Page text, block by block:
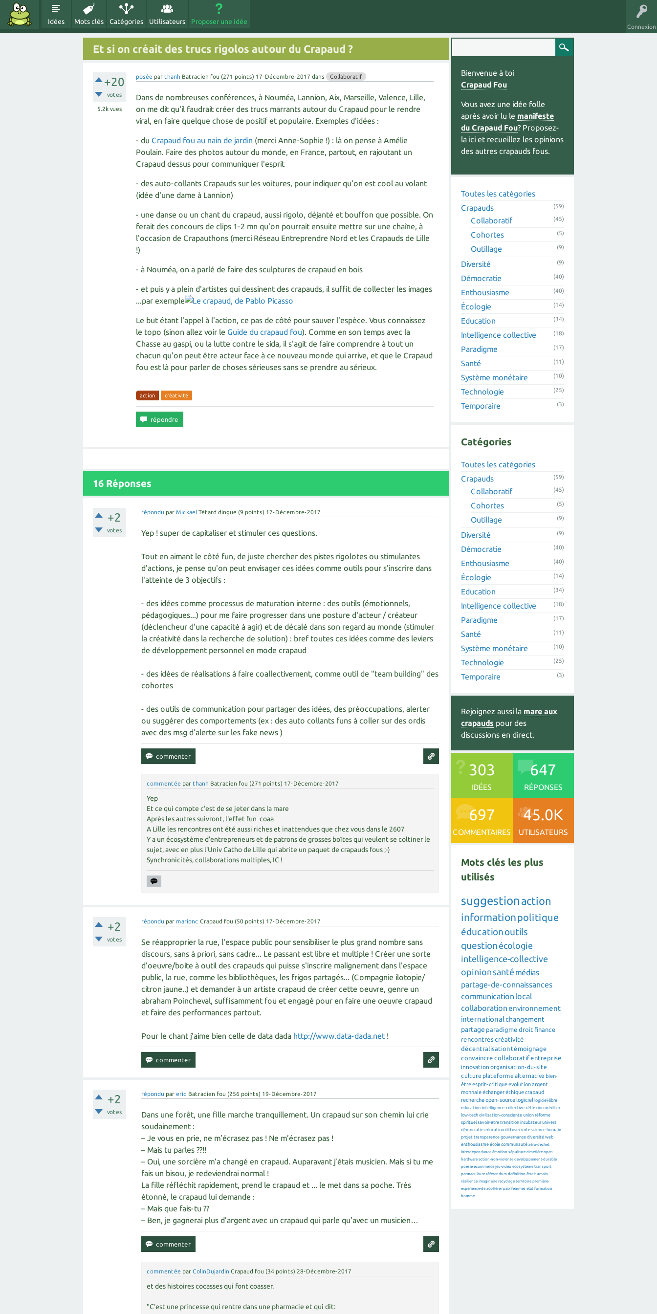
Connexion
Idées Mots clés Catégories Utilisateurs Proposer une idée
Et si on créait des trucs rigolos autour du Crapaud ?
+20
votes
5.2kvues
posée par thanh Batracien fou (271 points) 17-Décembre-2017 dans Collaboratif
Dans de nombreuses conférences, à Nouméa, Lannion, Aix, Marseille, Valence, Lille,
on me dit qu'il faudrait créer des trucs marrants autour du Crapaud pour le rendre
viral, en faire quelque chose de positif et populaire. Exemples d'idées :
- du Crapaud fou au nain de jardin (merci Anne-Sophie !) : là on pense à Amélie
Poulain. Faire des photos autour du monde, en France, partout, en rajoutant un
Crapaud dessus pour communiquer l'esprit
- des auto-collants Crapauds sur les voitures, pour indiquer qu'on est cool au volant
(idée d'une dame à Lannion)
- une danse ou un chant du crapaud, aussi rigolo, déjanté et bouffon que possible. On
ferait des concours de clips 1-2 mn qu'on pourrait ensuite mettre sur une chaîne, à
l'occasion de Crapauthons (merci Réseau Entreprendre Nord et les Crapauds de Lille
!)
- à Nouméa, on a parlé de faire des sculptures de crapaud en bois
- et puis y a plein d'artistes qui dessinent des crapauds, il suffit de collecter les images
...par exemple
Le but étant l'appel à l'action, ce pas de côté pour sauver l'espèce. Vous connaissez
le topo (sinon allez voir le Guide du crapaud fou). Comme en son temps avec la
Chasse au gaspi, ou la lutte contre le sida, il s'agit de faire comprendre à tout un
chacun qu'on peut être acteur face à ce nouveau monde qui arrive, et que le Crapaud
fou est là pour parler de choses sérieuses sans se prendre au sérieux.
action créativité
16 Réponses
+2
votes
répondu parMickael Tétard dingue (9 points) 17-Décembre-2017
Yep ! super de capitaliser et stimuler ces questions.
Tout en aimant le côté fun, de juste chercher des pistes rigolotes ou stimulantes
d'actions, je pense qu'on peut envisager ces idées comme outils pour s'inscrire dans
l'atteinte de 3 objectifs :
- des idées comme processus de maturation interne : des outils (émotionnels,
pédagogiques...) pour me faire progresser dans une posture d'acteur / créateur
(déclencheur d'une capacité à agir) et de décalé dans son regard au monde (stimuler
la créativité dans la recherche de solution) : bref toutes ces idées comme des leviers
de développement personnel en mode crapaud
- des idées de réalisations à faire coallectivement, comme outil de "team building" des
cohortes
- des outils de communication pour partager des idées, des préoccupations, alerter
ou suggérer des comportements (ex : des auto collants funs à coller sur des ordis
avec des msg d'alerte sur les fake news )
commentée par thanh Batracien fou (271 points) 17-Décembre-2017
Yep
Et ce qui compte c'est de se jeter dans la mare
Après les autres suivront, l'effet fun coaa
A Lille les rencontres ont été aussi riches et inattendues que chez vous dans le 2607
Y a un écosystème d'entrepreneurs et de patrons de grosses boîtes qui veulent se coltiner le
sujet, avec en plus l'Univ Catho de Lille qui abrite un paquet de crapauds fous ;-)
Synchronicités, collaborations multiples, IC !
+2
votes
répondu par marionc Crapaud fou (50 points) 17-Décembre-2017
Se réapproprier la rue, l'espace public pour sensibiliser le plus grand nombre sans
discours, sans à priori, sans cadre... Le passant est libre et multiple ! Créer une sorte
d'oeuvre/boite à outil des crapauds qui puisse s'inscrire malignement dans l'espace
public, la rue, comme les bibliothèques, les frigos partagés... (Compagnie ilotopie/
citron jaune..) et demander à un artiste crapaud de créer cette oeuvre, genre un
abraham Poincheval, suffisamment fou et engagé pour en faire une oeuvre crapaud
et faire des performances partout.
Pour le chant j'aime bien celle de data dada http://www.data-dada.net !
+2
votes
répondu pareric Batracien fou (256 points) 19-Décembre-2017
Dans une forêt, une fille marche tranquillement. Un crapaud sur son chemin lui crie
soudainement :
– Je vous en prie, ne m’écrasez pas ! Ne m’écrasez pas !
– Mais tu parles ??!!
– Oui, une sorcière m’a changé en crapaud. Auparavant j’étais musicien. Mais si tu me
fais un bisou, je redeviendrai normal !
La fille réfléchit rapidement, prend le crapaud et ... le met dans sa poche. Très
étonné, le crapaud lui demande :
– Mais que fais-tu ??
– Ben, je gagnerai plus d’argent avec un crapaud qui parle qu’avec un musicien…
commentée parColinDujardin Crapaud fou (34 points) 28-Décembre-2017
et des histoires cocasses qui font coasser.
"C'est une princesse qui rentre dans une pharmacie et qui dit:
Bienvenue à toi
Crapaud Fou
Vous avez une idée folle
après avoir lu le manifeste
du Crapaud Fou? Proposez-
la ici et recueillez les opinions
des autres crapauds fous.
Toutes les catégories
Crapauds
(59)
Collaboratif (45)
Cohortes (5)
Outillage (9)
Diversité (9)
Démocratie (40)
Enthousiasme (40)
Écologie (14)
Education (34)
Intelligence collective (18)
Paradigme (17)
Santé (11)
Système monétaire (10)
Technologie (25)
Temporaire (3)
Catégories
Toutes les catégories
Crapauds
(59)
Collaboratif (45)
Cohortes (5)
Outillage (9)
Diversité (9)
Démocratie (40)
Enthousiasme (40)
Écologie (14)
Education (34)
Intelligence collective (18)
Paradigme (17)
Santé (11)
Système monétaire (10)
Technologie (25)
Temporaire (3)
Rejoignez aussi la mare aux
crapauds pour des
discussions en direct.
303
IDÉES
647
RÉPONSES
697
COMMENTAIRES
45.0K
UTILISATEURS
Mots clés les plus
utilisés
suggestion action
informationpolitique
éducationoutils
question écologie
intelligence-collective
opinion santé médias
partage-de-connaissances
communication local
collaborationenvironnement
internationalchangement
partage paradigme droit finance
rencontrescréativité
décentralisation témoignage
convaincre collaboratifentreprise
innovation organisation-du-site
culture plateforme alternative bien-
êtreesprit-critiqueevolutionargent
monnaieéchangeréthiquecrapaud
rechercheopen-source logiciel logiciel-libre
education-intelligence-collective-réflexion méditer
low-tech civilisation-consciente union réforme
spirituel savoir-être transition incubateur univers
démocratie education diffuser vote science humain
projet transparence gouvernance diversité web
enthousiasme école communauté zéro-déchet
interdépendance émotion sépulture cimetière open-
hardware action-non-violente developpement-durable
poésie ecommerce jeu-video ecosysteme transport
permaculture référendum definition être-humain
résilience imaginaire recyclage territoire première-
experience-de accélérer paix femmes etat formation
homme